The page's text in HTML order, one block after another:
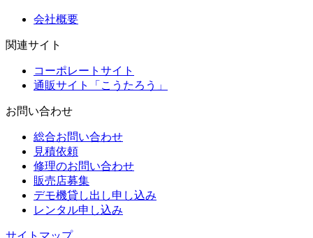
会社概要
関連サイト
コーポレートサイト
通販サイト「こうたろう」
お問い合わせ
総合お問い合わせ
見積依頼
修理のお問い合わせ
販売店募集
デモ機貸し出し申し込み
レンタル申し込み
サイトマップ